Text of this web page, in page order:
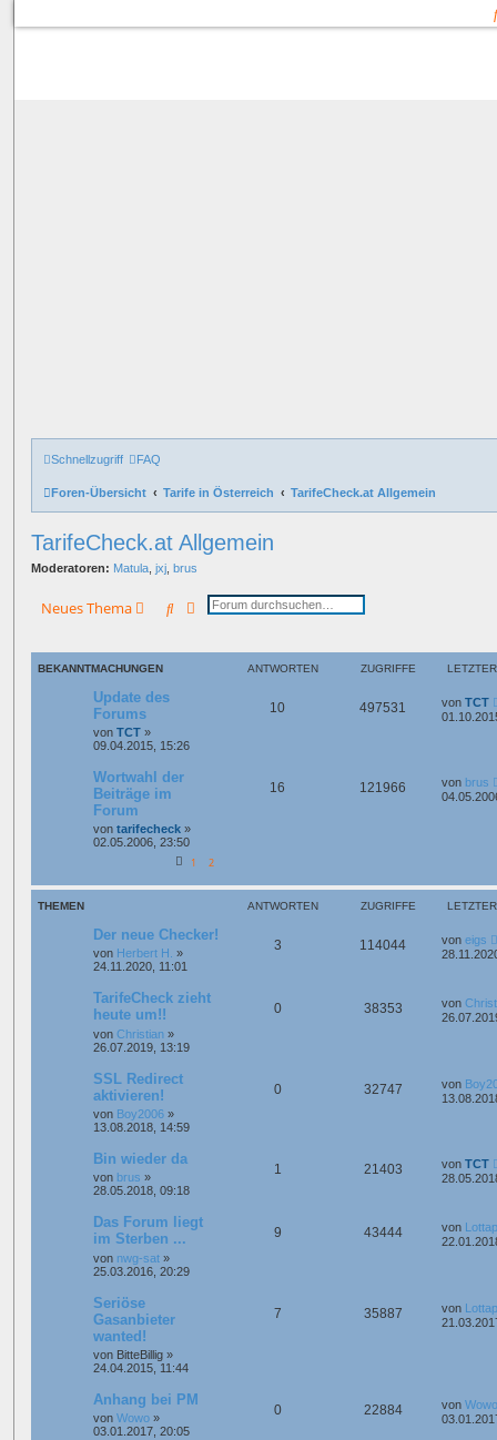
Schnellzugriff FAQ
Foren-Übersicht Tarife in Österreich TarifeCheck.at Allgemein
TarifeCheck.at Allgemein
Moderatoren: Matula jxj brus
Neues Thema SucheErweiterte Suche
BEKANNTMACHUNGEN ANTWORTEN ZUGRIFFE
Update des
Forums
von TCT »
09.04.2015, 15:26
10 497531 von TCT
Wortwahl der
Beiträge im
Forum
von tarifecheck »
02.05.2006, 23:50
1 2
16 121966 von brus
THEMEN ANTWORTEN ZUGRIFFE
Der neue Checker!
von Herbert H.
»
24.11.2020, 11:01
3 114044 von eigs
TarifeCheck zieht
heute um!!
von Christian »
26.07.2019, 13:19
0 38353 von
SSL Redirect
aktivieren!
von Boy2006 »
13.08.2018, 14:59
0 32747 von
Bin wieder da
von brus »
28.05.2018, 09:18
1 21403 von TCT
Das Forum liegt
im Sterben ...
von nwg-sat »
25.03.2016, 20:29
9 43444 von
Seriöse
Gasanbieter
wanted!
von BitteBillig »
24.04.2015, 11:44
7 35887 von
Anhang bei PM
von Wowo »
03.01.2017, 20:05
0 22884 von Wowo